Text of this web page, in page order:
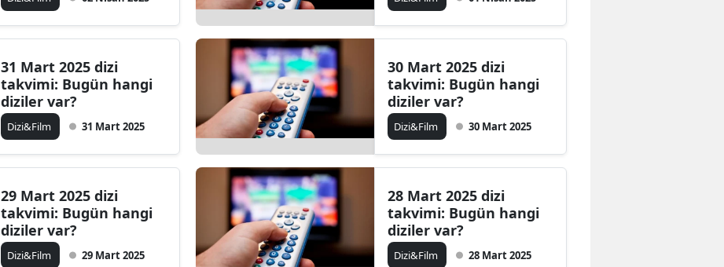
Kastamonu
Kayseri
Kırklareli
Kocaeli
Konya
Kütahya
31 Mart 2025 dizi
takvimi: Bugün hangi
diziler var?
Dizi&Film 31 Mart 2025
30 Mart 2025 dizi
takvimi: Bugün hangi
diziler var?
Dizi&Film 30 Mart 2025
29 Mart 2025 dizi
takvimi: Bugün hangi
diziler var?
Dizi&Film 29 Mart 2025
28 Mart 2025 dizi
takvimi: Bugün hangi
diziler var?
Dizi&Film 28 Mart 2025